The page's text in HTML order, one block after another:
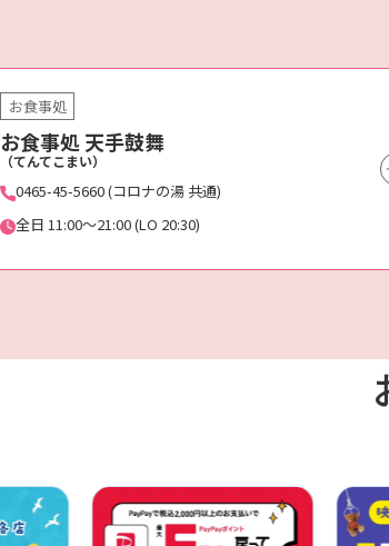
お食事処
お食事処 天手鼓舞
（てんてこまい）
0465-45-5660 (コロナの湯 共通)
全日 11:00～21:00 (LO 20:30)